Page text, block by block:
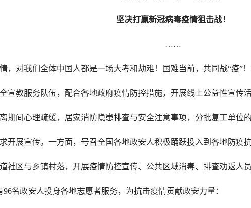
坚决打赢新冠病毒疫情狙击战！
……
，对我们全体中国人都是一场大考和劫难！国难当前，共同战“疫”
宣教服务队伍，配合各地政府疫情防控措施，开展线上公益性宣传
期间心理疏缓，居家消防隐患排查与安全注意事项，分批复工单位
开展宣传。一方面，号召全国各地政安人积极踊跃投入到各地防疫
社区与乡镇村落，开展疫情防控宣传、公共区域消毒、排查劝返人
名政安人投身各地志愿者服务，为抗击疫情贡献政安力量：